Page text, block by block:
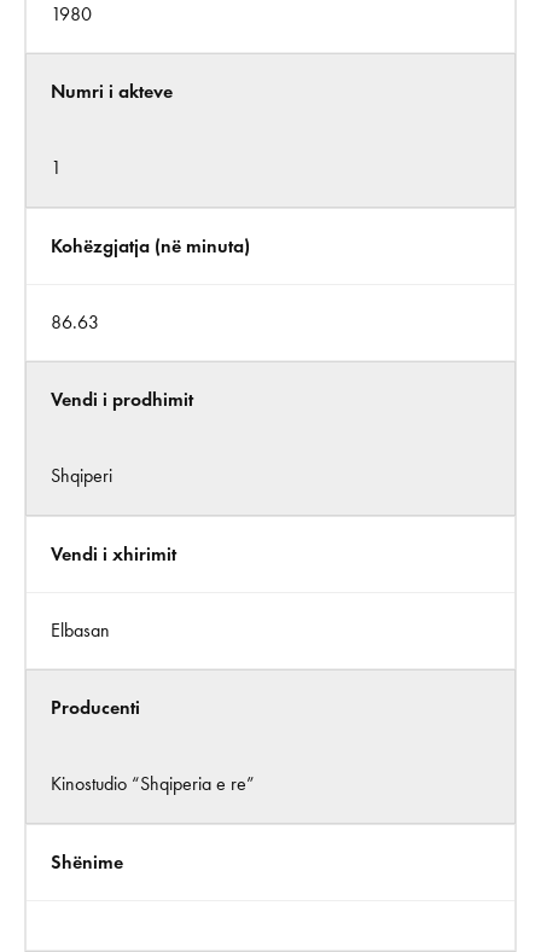
1980
Numri i akteve
1
Kohëzgjatja (në minuta)
86.63
Vendi i prodhimit
Shqiperi
Vendi i xhirimit
Elbasan
Producenti
Kinostudio “Shqiperia e re”
Shënime